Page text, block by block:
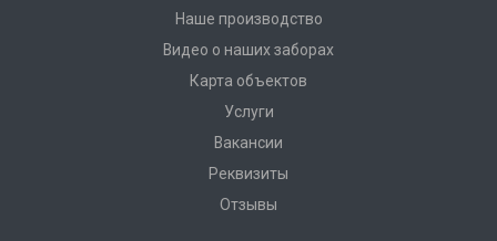
Наше производство
Видео о наших заборах
Карта объектов
Услуги
Вакансии
Реквизиты
Отзывы